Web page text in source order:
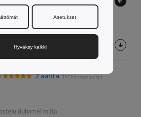
2 ääntä 19526 myytyä kpl
duhamel m.ltä
Asetukset
Hyväksy kaikki